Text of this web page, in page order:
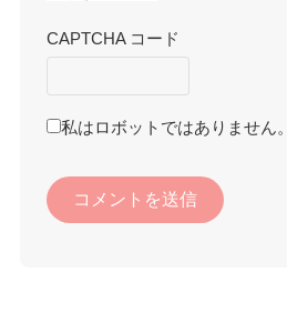
CAPTCHA コード
私はロボットではありません。